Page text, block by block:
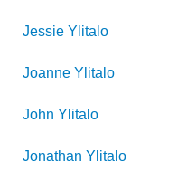
Jessie Ylitalo
Joanne Ylitalo
John Ylitalo
Jonathan Ylitalo